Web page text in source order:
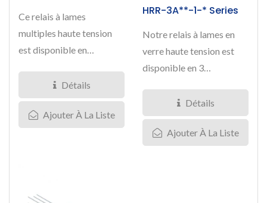
Ce relais à lames
multiples haute tension
est disponible en
Forme A avec...
Détails
Ajouter À La Liste
HRR-3A**-1-* Series
Notre relais à lames en
verre haute tension est
disponible en 3
de type...
Détails
Ajouter À La Liste